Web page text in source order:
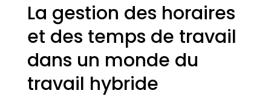
La gestion des horaires
et des temps de travail
dans un monde du
travail hybride